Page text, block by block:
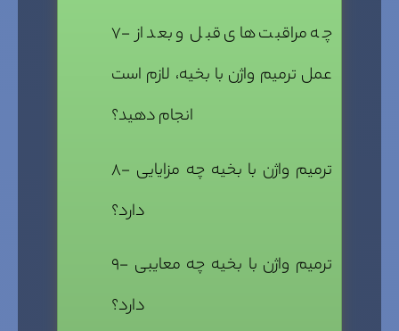
۷- چه مراقبت های قبل و بعد از
عمل ترمیم واژن با بخیه، لازم است
انجام دهید؟
۸- ترمیم واژن با بخیه چه مزایایی
دارد؟
۹- ترمیم واژن با بخیه چه معایبی
دارد؟